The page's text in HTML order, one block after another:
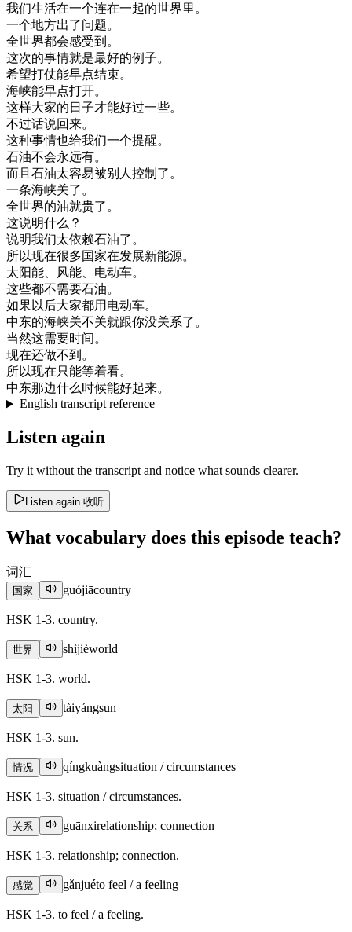
我们生活在一个连在一起的世界里。
一个地方出了问题。
全世界都会感受到 。
这次的事情就是最好的例子。
希望打仗能早点结束。
海峡能早点打开。
这样大家的 日子才能好过一些。
不过话说回来。
这种事情也给我们一个提醒。
石油不会永远有。
而且 石油太容易被别人控制 了。
一条海峡关了。
全世界的油就贵了。
这说明什么 ？
说明我们太依赖石油了。
所以现在很多国家在发展新能源。
太阳能、 风能、 电动车。
这些都不需要石油。
如果以后大家都用 电动车。
中东的海峡关不关就跟你没关系了。
当然这需要时间。
现在还做不到 。
所以现在只能等着看。
中东那边什么时候能好起来。
English transcript reference
Listen again
Try it without the transcript and notice what sounds clearer.
Listen again 收听
What vocabulary does this episode teach?
词汇
国家 guójiācountry
HSK 1-3. country.
世界 shìjièworld
HSK 1-3. world.
太阳 tàiyángsun
HSK 1-3. sun.
情况 qíngkuàngsituation / circumstances
HSK 1-3. situation / circumstances.
关系 guānxirelationship; connection
HSK 1-3. relationship; connection.
感觉 gǎnjuéto feel / a feeling
HSK 1-3. to feel / a feeling.